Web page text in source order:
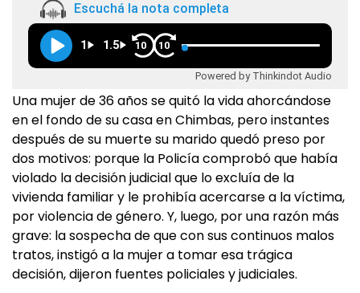
Escuchá la nota completa
1 1.5 10 10
Powered by Thinkindot Audio
Una mujer de 36 años se quitó la vida ahorcándose
en el fondo de su casa en Chimbas, pero instantes
después de su muerte su marido quedó preso por
dos motivos: porque la Policía comprobó que había
violado la decisión judicial que lo excluía de la
vivienda familiar y le prohibía acercarse a la víctima,
por violencia de género. Y, luego, por una razón más
grave: la sospecha de que con sus continuos malos
tratos, instigó a la mujer a tomar esa trágica
decisión, dijeron fuentes policiales y judiciales.